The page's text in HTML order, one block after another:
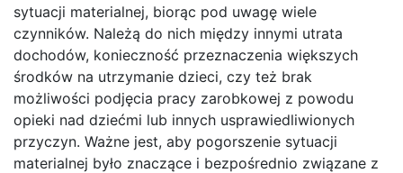
sytuacji materialnej, biorąc pod uwagę wiele
czynników. Należą do nich między innymi utrata
dochodów, konieczność przeznaczenia większych
środków na utrzymanie dzieci, czy też brak
możliwości podjęcia pracy zarobkowej z powodu
opieki nad dziećmi lub innych usprawiedliwionych
przyczyn. Ważne jest, aby pogorszenie sytuacji
materialnej było znaczące i bezpośrednio związane z